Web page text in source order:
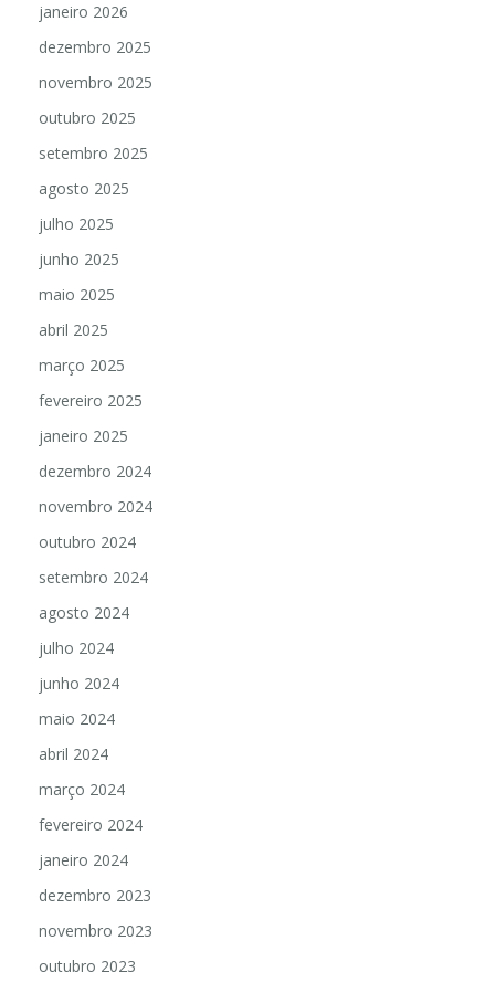
janeiro 2026
dezembro 2025
novembro 2025
outubro 2025
setembro 2025
agosto 2025
julho 2025
junho 2025
maio 2025
abril 2025
março 2025
fevereiro 2025
janeiro 2025
dezembro 2024
novembro 2024
outubro 2024
setembro 2024
agosto 2024
julho 2024
junho 2024
maio 2024
abril 2024
março 2024
fevereiro 2024
janeiro 2024
dezembro 2023
novembro 2023
outubro 2023